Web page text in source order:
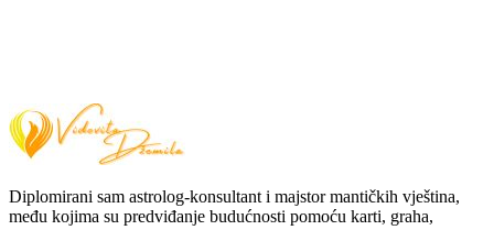
Diplomirani sam astrolog-konsultant i majstor mantičkih vještina,
među kojima su predviđanje budućnosti pomoću karti, graha,